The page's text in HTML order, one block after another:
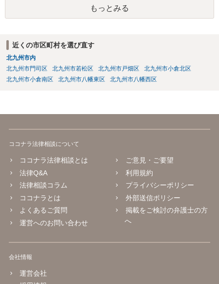
もっとみる
近くの市区町村を選び直す
北九州市内
北九州市門司区
北九州市若松区 北九州市戸畑区
北九州市小倉北区
北九州市小倉南区
北九州市八幡東区 北九州市八幡西区
ココナラ法律相談について
ココナラ法律相談とは
法律Q&A
法律相談コラム
ココナラとは
よくあるご質問
運営へのお問い合わせ
ご意見・ご要望
利用規約
プライバシーポリシー
外部送信ポリシー
掲載をご検討の弁護士の方
へ
会社情報
運営会社